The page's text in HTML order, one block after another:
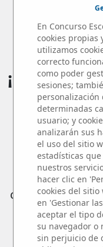
¡¡115
más
Queremos
auténticos
centros
la
compromiso
En Concurso
cookies propias
utilizamos
correcto
como poder
sesiones;
determinadas
usuario; y
analizarán sus
el uso del sitio
estadísticas
nuestros
hacer clic en
cookies del sitio
en 'Gestionar
aceptar el tipo
su navegador o
sin perjuicio de